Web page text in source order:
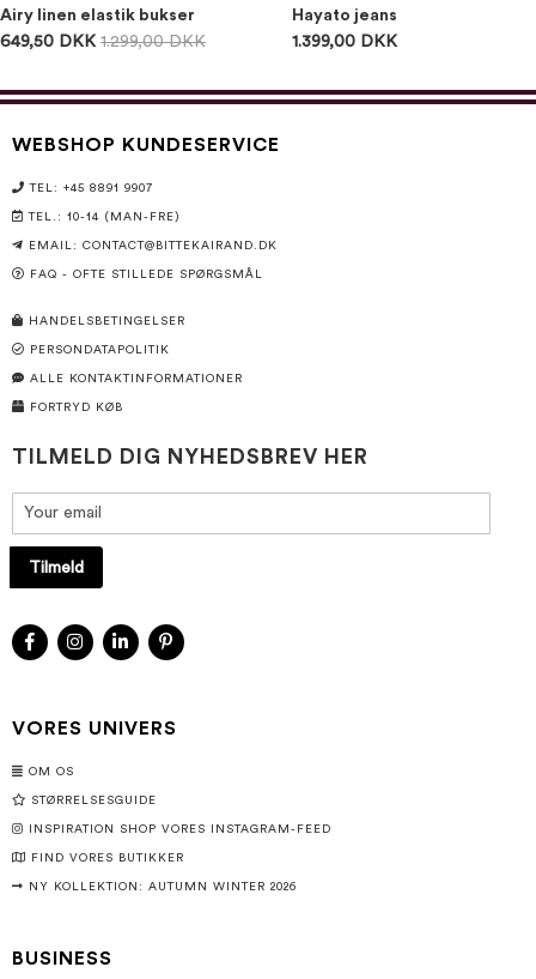
Airy linen elastik bukser
649,50 DKK 1.299,00 DKK
Hayato jeans
1.399,00 DKK
WEBSHOP KUNDESERVICE
TEL: +45 8891 9907
TEL.: 10-14 (MAN-FRE)
EMAIL: CONTACT@BITTEKAIRAND.DK
FAQ - OFTE STILLEDE SPØRGSMÅL
HANDELSBETINGELSER
PERSONDATAPOLITIK
ALLE KONTAKTINFORMATIONER
FORTRYD KØB
TILMELD DIG NYHEDSBREV HER
Tilmeld
VORES UNIVERS
OM OS
STØRRELSESGUIDE
INSPIRATION SHOP VORES INSTAGRAM-FEED
FIND VORES BUTIKKER
NY KOLLEKTION: AUTUMN WINTER 2026
BUSINESS